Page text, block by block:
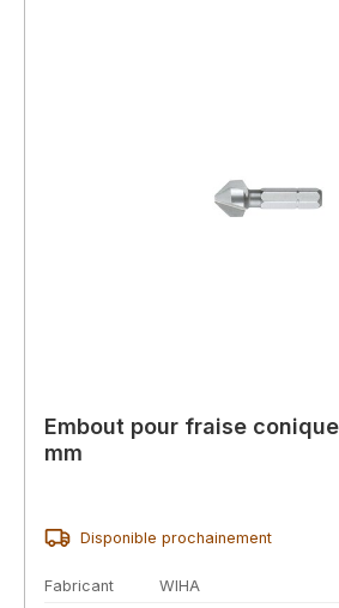
Embout pour fraise
mm
Disponible prochainement
Fabricant
WIHA